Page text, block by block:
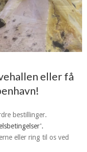
eller få
bestillinger.
eller ring til os ved